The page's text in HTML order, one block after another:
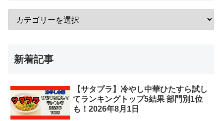
新着記事
【サタプラ】冷やし中華ひたすら試し
てランキングトップ5結果 部門別1位
も！2026年8月1日